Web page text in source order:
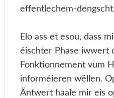
effentlechem-
Elo ass et esou, dass
éischter Phase iwwert
Fonktionnement vum
informéieren wëllen.
Äntwert haale mir eis